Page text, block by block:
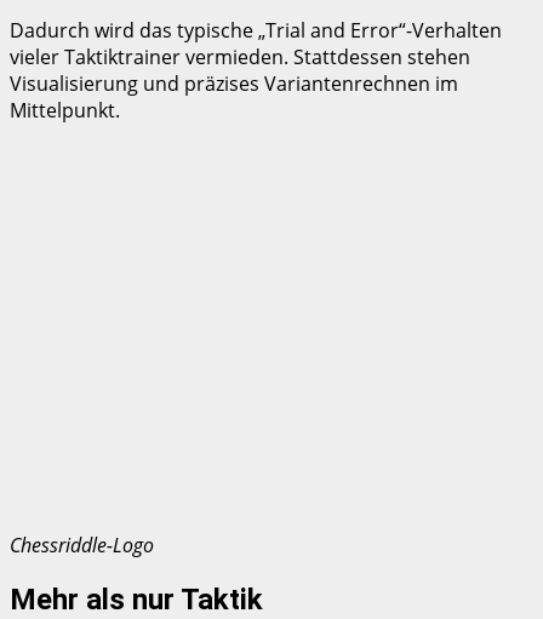
Dadurch wird das typische „Trial and Error“-Verhalten
vieler Taktiktrainer vermieden. Stattdessen stehen
Visualisierung und präzises Variantenrechnen im
Mittelpunkt.
Chessriddle-Logo
Mehr als nur Taktik